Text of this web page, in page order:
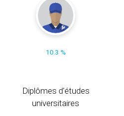
10.3 %
Diplômes d'études
universitaires